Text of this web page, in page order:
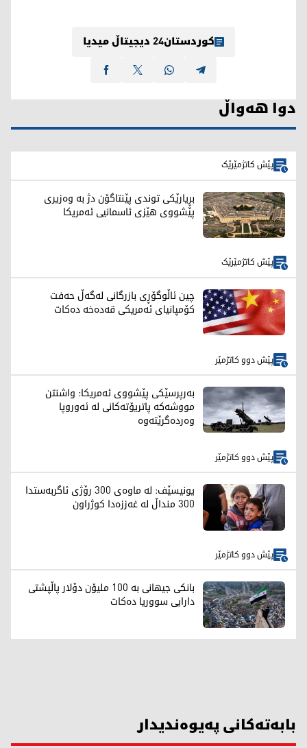
کوردستان24 دیجیتاڵ میدیا
دوا هەواڵ
پێش کاتژمێرێک
بڕیارێکی توندی پێنتاگۆن دژ بە وەزیری
پێشووی هێزی ئاسمانیی ئەمریکا
پێش کاتژمێرێک
چین ئاڵوگۆڕی بازرگانی لەگەڵ حەفت
کۆمپانیای ئەمریکی قەدەخە دەکات
پێش دوو کاتژمێر
بەرپرسێکی پێشووی ئەمریکا: واشنتن
مووشەکە پاتریۆتەکانی لە ئەوروپا
وەردەگرێتەوە
پێش دوو کاتژمێر
یونیسێف: لە ماوەی 300 رۆژی ئاگربەستدا
300 منداڵ لە غەززەدا کوژراون
پێش دوو کاتژمێر
بانکی جیهانی بە 100 ملیۆن دۆلار پاڵپشتی
دارایی سووریا دەکات
بابەتەکانی پەیوەندیدار